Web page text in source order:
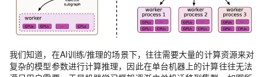
我们知道，在AI训练/推理的场景下，往往需要大量的计算资源来对
复杂的模型参数进行计算推理，因此在单台机器上的计算往往无法